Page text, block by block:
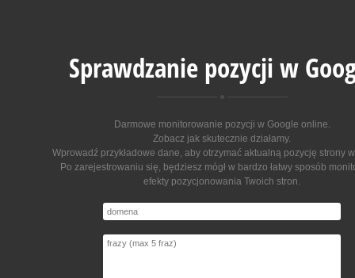
Sprawdzanie pozycji w
Darmowe monitorowanie pozycji w Google online.
Zobacz jak skutecznie działamy.
Wprowadź przykładowe dane, aby otrzymać aktualną pozycję strony
Po zarejestrowaniu się, będziesz mógł w bardzo łatwy sposób
efekty pozycjonowania Twoich stron.